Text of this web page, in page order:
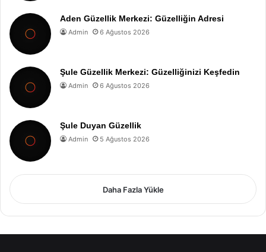
Aden Güzellik Merkezi: Güzelliğin Adresi
Admin 6 Ağustos 2026
Şule Güzellik Merkezi: Güzelliğinizi Keşfedin
Admin 6 Ağustos 2026
Şule Duyan Güzellik
Admin 5 Ağustos 2026
Daha Fazla Yükle